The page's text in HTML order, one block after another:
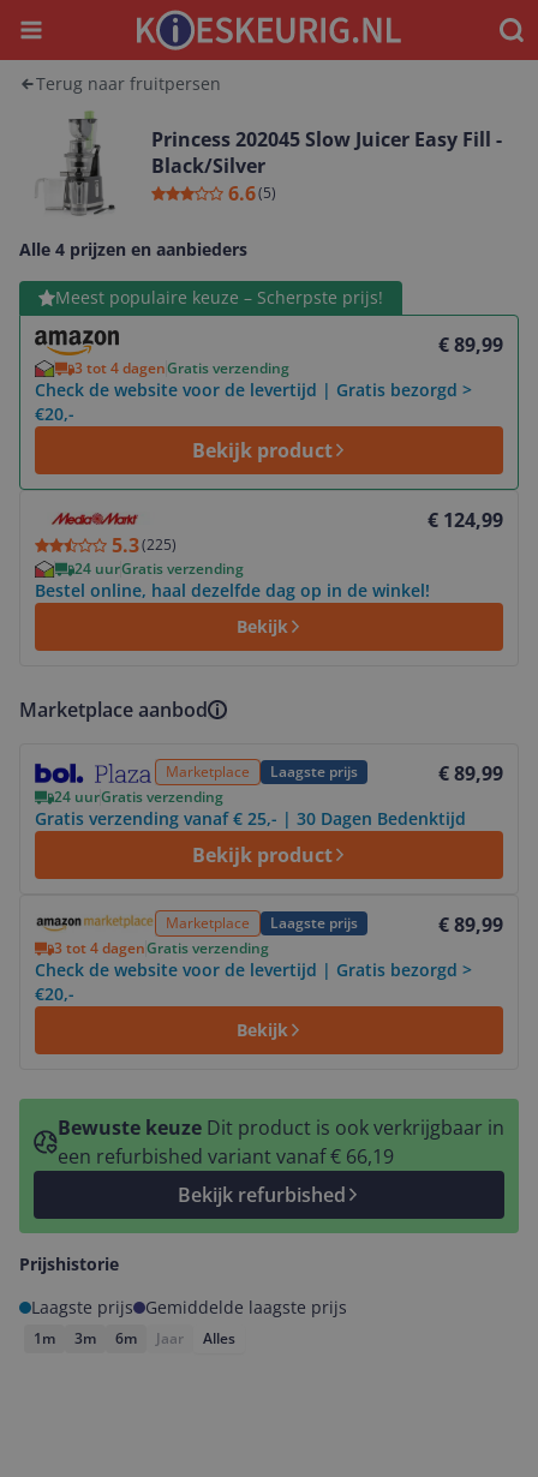
Menu
Terug naar fruitpersen
Princess 202045 Slow Juicer Easy Fill -
Black/Silver
6.6(5)
Alle 4 prijzen en aanbieders
Meest populaire keuze – Scherpste prijs!
€ 89,99
3 tot 4 dagenGratis verzending
Check de website voor de levertijd | Gratis bezorgd >
€20,-
Bekijk product
Bekijk product
5.3(225)
€ 124,99
24 uurGratis verzending
Bestel online, haal dezelfde dag op in de winkel!
Bekijk
Marketplace aanbod
Marketplace Laagste prijs € 89,99
24 uurGratis verzending
Gratis verzending vanaf € 25,- | 30 Dagen Bedenktijd
Bekijk product
Marketplace Laagste prijs € 89,99
3 tot 4 dagenGratis verzending
Check de website voor de levertijd | Gratis bezorgd >
€20,-
Bekijk
Bewuste keuze Dit product is ook verkrijgbaar in
een refurbished variant vanaf € 66,19
Bekijk refurbished
Prijshistorie
Laagste prijs
Gemiddelde laagste prijs
1m 3m 6m Jaar Alles